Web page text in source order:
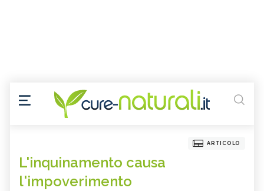
ARTICOLO
L'inquinamento causa
l'impoverimento